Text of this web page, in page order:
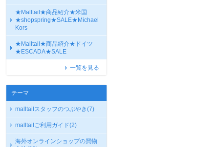
★Malltail★商品紹介★米国
★shopspring★SALE★Michael
Kors
★Malltail★商品紹介★ドイツ
★ESCADA★SALE
一覧を見る
テーマ
malltailスタッフのつぶやき(7)
malltailご利用ガイド(2)
海外オンラインショップの買物